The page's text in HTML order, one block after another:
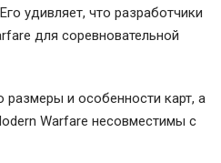
удивляет, что разработчики
для соревновательной
размеры и особенности карт, а
Warfare несовместимы с